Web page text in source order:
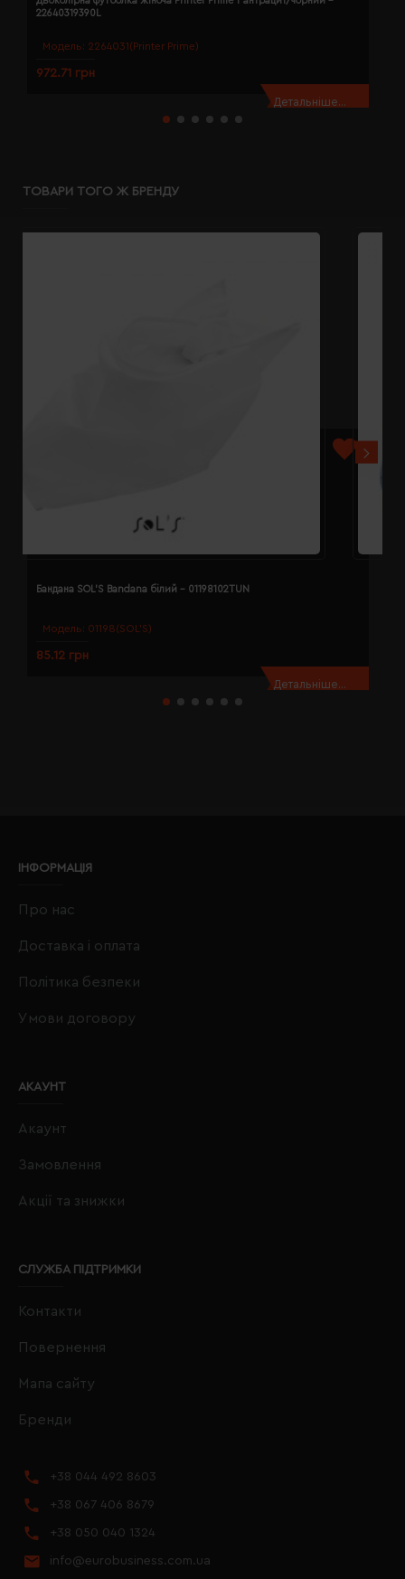
Модель: 2264031(Printer Prime)
22640319390L
972.71 грн
Детальніше...
ТОВАРИ ТОГО Ж БРЕНДУ
Модель: 01198(SOL’S)
Бандана SOL'S Bandana білий - 01198102TUN
85.12 грн
Детальніше...
ІНФОРМАЦІЯ
Про нас
Доставка і оплата
Політика безпеки
Умови договору
АКАУНТ
Акаунт
Замовлення
Акції та знижки
СЛУЖБА ПІДТРИМКИ
Контакти
Повернення
Мапа сайту
Бренди
+38 044 492 8603
+38 067 406 8679
+38 050 040 1324
info@eurobusiness.com.ua